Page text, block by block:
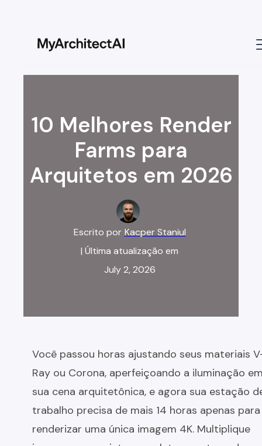
10 Melhores Render
Farms para
Arquitetos em 2026
Escrito por Kacper Staniul
| Última atualização em
July 2, 2026
Você passou horas ajustando seus materiais
Ray ou Corona, aperfeiçoando a iluminação
sua cena arquitetônica, e agora sua estação
trabalho precisa de mais 14 horas apenas para
renderizar uma única imagem 4K. Multiplique